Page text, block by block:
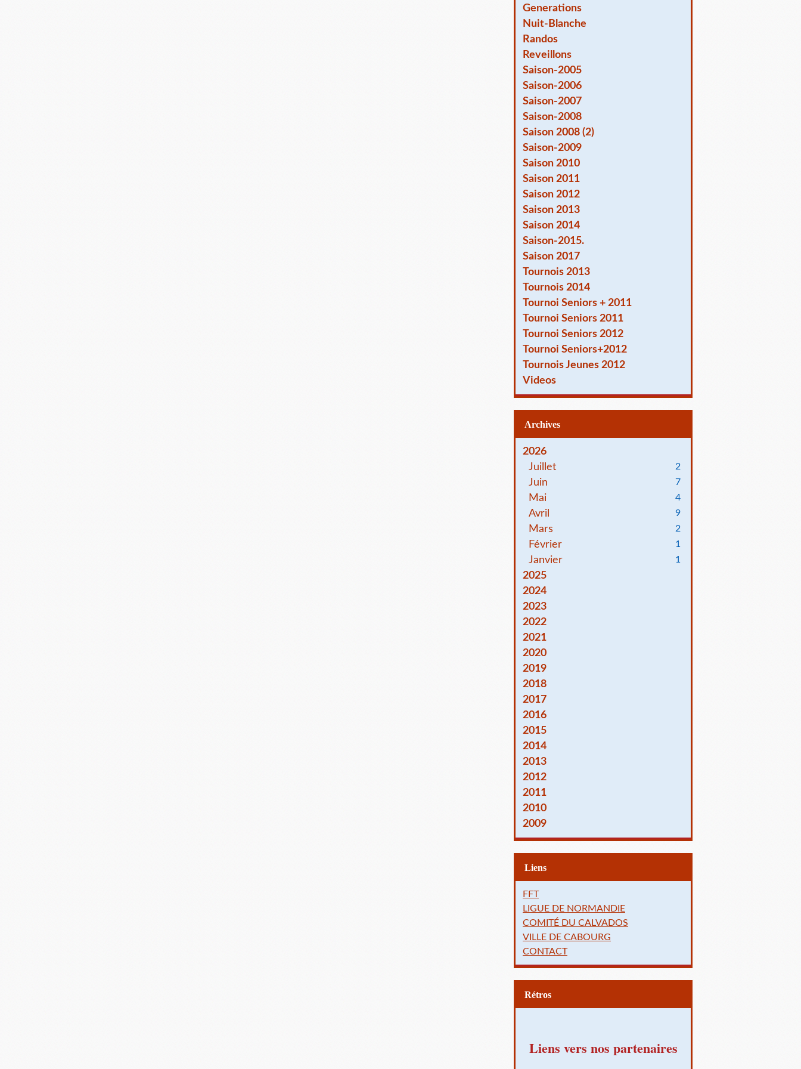
Generations
Nuit-Blanche
Randos
Reveillons
Saison-2005
Saison-2006
Saison-2007
Saison-2008
Saison 2008 (2)
Saison-2009
Saison 2010
Saison 2011
Saison 2012
Saison 2013
Saison 2014
Saison-2015.
Saison 2017
Tournois 2013
Tournois 2014
Tournoi Seniors + 2011
Tournoi Seniors 2011
Tournoi Seniors 2012
Tournoi Seniors+2012
Tournois Jeunes 2012
Videos
Archives
2026
Juillet
2
Juin 7
Mai 4
Avril 9
Mars 2
Février 1
Janvier 1
2025
2024
2023
2022
2021
2020
2019
2018
2017
2016
2015
2014
2013
2012
2011
2010
2009
Liens
FFT
LIGUE DE NORMANDIE
COMITÉ DU CALVADOS
VILLE DE CABOURG
CONTACT
Rétros
Liens vers nos partenaires